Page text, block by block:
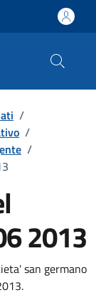
/
/
/
2013
san germano